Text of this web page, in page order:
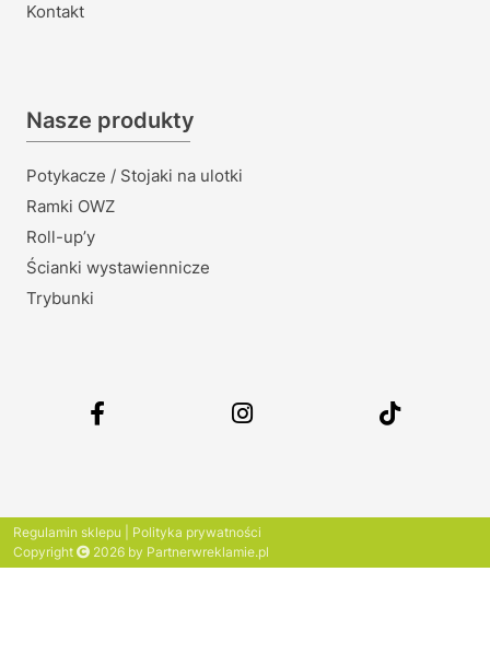
Kontakt
Nasze produkty
Potykacze / Stojaki na ulotki
Ramki OWZ
Roll-up’y
Ścianki wystawiennicze
Trybunki
Regulamin sklepu
Polityka prywatności
Copyright
2026 by Partnerwreklamie.pl